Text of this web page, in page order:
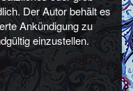
Der Autor behält es
Ankündigung zu
einzustellen.